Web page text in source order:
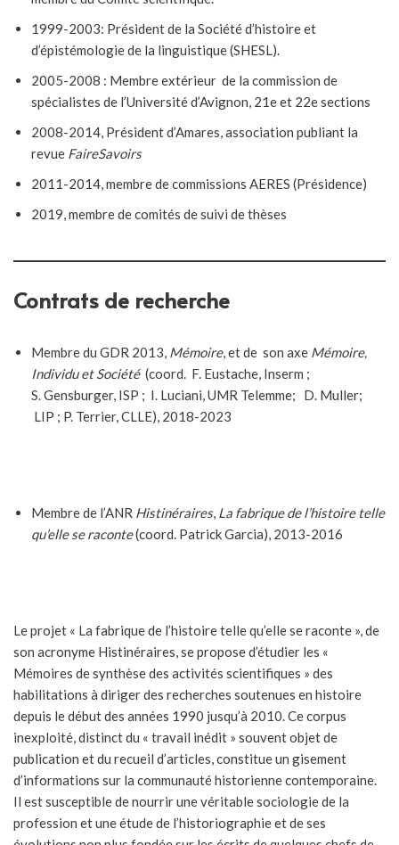
1999-2003: Président de la Société d’histoire et
d’épistémologie de la linguistique (SHESL).
2005-2008 : Membre extérieur de la commission de
spécialistes de l’Université d’Avignon, 21e et 22e sections
2008-2014, Président d’Amares, association publiant la
revue FaireSavoirs
2011-2014, membre de commissions AERES (Présidence)
2019, membre de comités de suivi de thèses
Contrats de recherche
Membre du GDR 2013, Mémoire, et de son axe Mémoire,
Individu et Société(coord. F. Eustache, Inserm ;
S. Gensburger, ISP ; I. Luciani, UMR Telemme; D. Muller;
LIP ; P. Terrier, CLLE), 2018-2023
Membre de l’ANR Histinéraires, La fabrique de l’histoire telle
qu’elle se raconte(coord. Patrick Garcia), 2013-2016
Le projet « La fabrique de l’histoire telle qu’elle se raconte », de
son acronyme Histinéraires, se propose d’étudier les «
Mémoires de synthèse des activités scientifiques » des
habilitations à diriger des recherches soutenues en histoire
depuis le début des années 1990 jusqu’à 2010. Ce corpus
inexploité, distinct du « travail inédit » souvent objet de
publication et du recueil d’articles, constitue un gisement
d’informations sur la communauté historienne contemporaine.
Il est susceptible de nourrir une véritable sociologie de la
profession et une étude de l’historiographie et de ses